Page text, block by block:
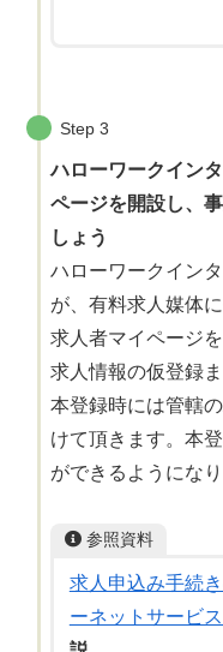
Step 3
ハローワークイン
ページを開設し、
しょう
ハローワークイン
が、有料求人媒体
求人者マイページ
求人情報の仮登録
本登録時には管轄
けて頂きます。本
ができるようになり
参照資料
求人申込み手続
ーネットサービス